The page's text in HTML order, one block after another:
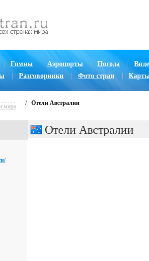
Гимны | Аэропорты Погода |
Разговорники Фото стран
мира
/ Отели Австралии
Отели Австралии